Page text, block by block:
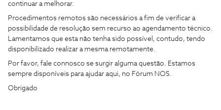
continuar a melhorar.
Procedimentos remotos são necessários a fim de verificar a
possibilidade de resolução sem recurso ao agendamento técnico.
Lamentamos que esta não tenha sido possível, contudo, tendo
disponibilizado realizar a mesma remotamente.
Por favor, fale connosco se surgir alguma questão. Estamos
sempre disponíveis para ajudar aqui, no Fórum NOS.
Obrigado